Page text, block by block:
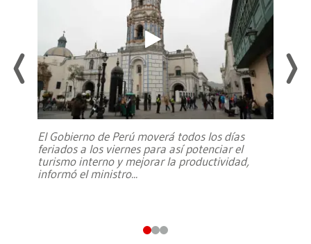
El Gobierno de Perú moverá todos los días
feriados a los viernes para así potenciar el
turismo interno y mejorar la productividad,
informó el ministro...